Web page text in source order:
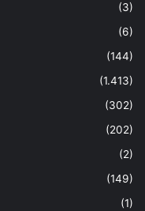
(3)
(6)
(144)
(1.413)
(302)
(202)
(2)
(149)
(1)